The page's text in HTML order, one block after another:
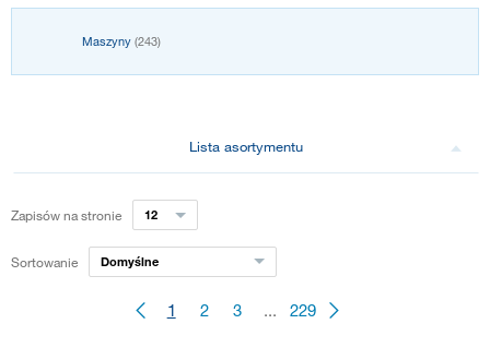
Maszyny (243)
Lista asortymentu
Zapisów na stronie 12
Sortowanie Domyślne
1 2 3 ... 229